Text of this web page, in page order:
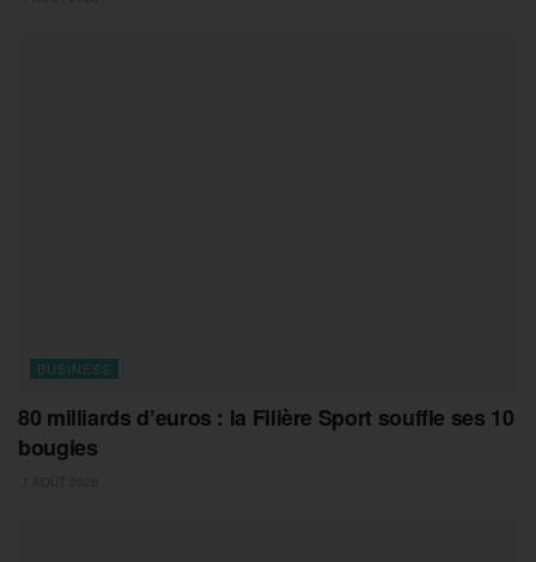
BUSINESS
80 milliards d’euros : la Filière Sport souffle ses 10
bougies